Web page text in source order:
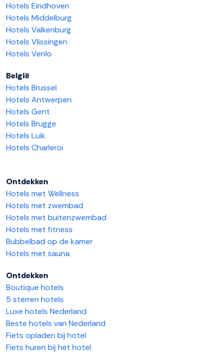
Hotels Eindhoven
Hotels Middelburg
Hotels Valkenburg
Hotels Vlissingen
Hotels Venlo
België
Hotels Brussel
Hotels Antwerpen
Hotels Gent
Hotels Brugge
Hotels Luik
Hotels Charleroi
Ontdekken
Hotels met Wellness
Hotels met zwembad
Hotels met buitenzwembad
Hotels met fitness
Bubbelbad op de kamer
Hotels met sauna
Ontdekken
Boutique hotels
5 sterren hotels
Luxe hotels Nederland
Beste hotels van Nederland
Fiets opladen bij hotel
Fiets huren bij het hotel